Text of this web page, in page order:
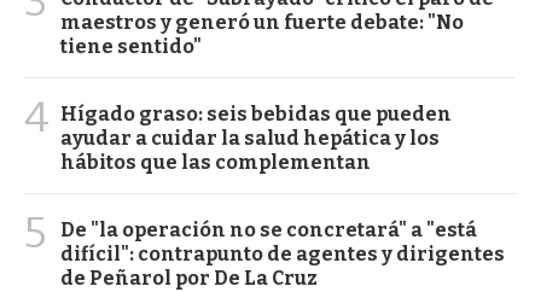
maestros y generó un fuerte debate: "No
tiene sentido"
4 Hígado graso: seis bebidas que pueden
ayudar a cuidar la salud hepática y los
hábitos que las complementan
5
De "la operación no se concretará" a "está
difícil": contrapunto de agentes y dirigentes
de Peñarol por De La Cruz